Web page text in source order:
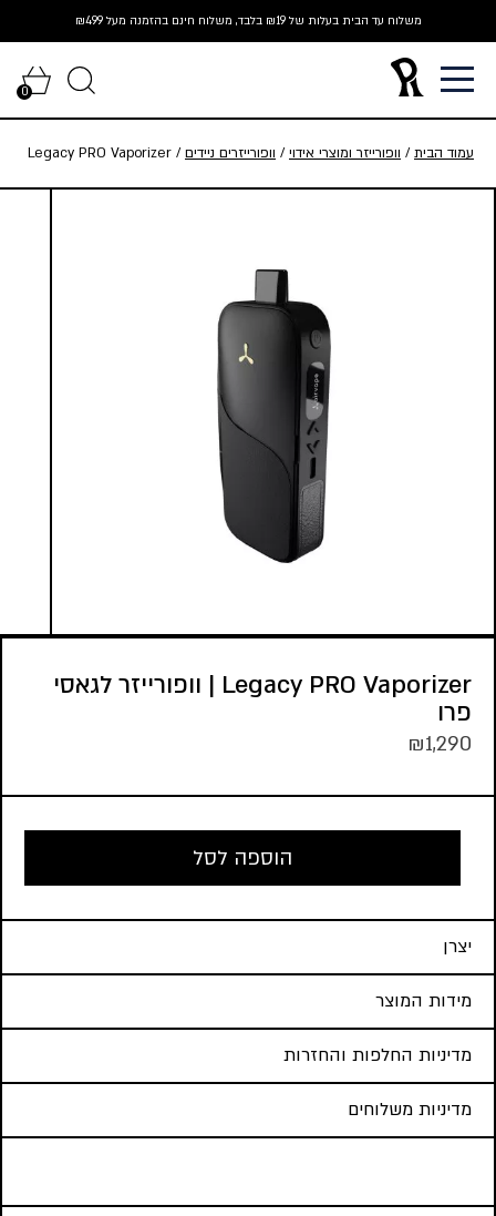
to
content
משלוח עד הבית בעלות של ₪19 בלבד, משלוח חינם בהזמנה מעל ₪499
0
עמוד הבית/ וופורייזר ומוצרי אידוי/ וופורייזרים ניידים
/ Legacy PRO Vaporizer
Legacy PRO Vaporizer | וופורייזר לגאסי
פרו
₪1,290
הוספה לסל
יצרן
מידות המוצר
מדיניות החלפות והחזרות
מדיניות משלוחים